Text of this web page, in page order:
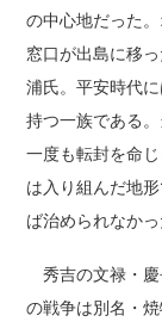
の中心地だった
窓口が出島に移
浦氏。平安時代
持つ一族である
一度も転封を命
は入り組んだ地
ば治められなかっ
秀吉の文禄・
の戦争は別名・